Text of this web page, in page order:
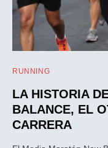
RUNNING
LA HISTORIA
BALANCE, EL
CARRERA